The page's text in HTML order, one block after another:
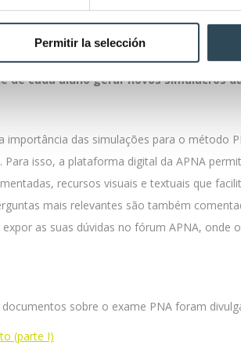
Permitir la selección
dos nossos alunos, incluímos também
erros de impressão ou maquetização,
realiza mais de 20 simulações
de cada aluno gerar novos simulacros
importância das simulações para o método
Para isso, a plataforma digital da APNA
recursos visuais e textuais que
mais relevantes são também
as suas dúvidas no fórum APNA,
documentos sobre o exame PNA foram
(parte I)